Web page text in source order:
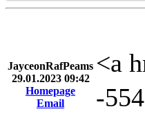
JayceonRafPeams
29.01.2023 09:42
Homepage
Email
<a
-